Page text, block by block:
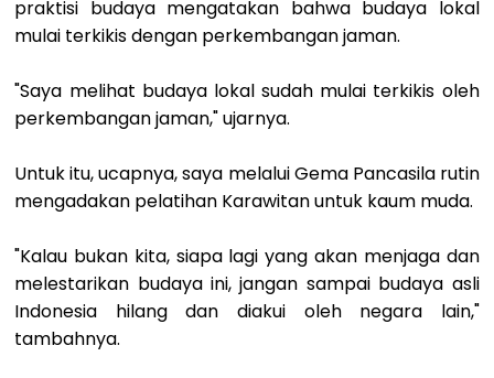
praktisi budaya mengatakan bahwa budaya lokal
mulai terkikis dengan perkembangan jaman.
"Saya melihat budaya lokal sudah mulai terkikis oleh
perkembangan jaman," ujarnya.
Untuk itu, ucapnya, saya melalui Gema Pancasila rutin
mengadakan pelatihan Karawitan untuk kaum muda.
"Kalau bukan kita, siapa lagi yang akan menjaga dan
melestarikan budaya ini, jangan sampai budaya asli
Indonesia hilang dan diakui oleh negara lain,"
tambahnya.